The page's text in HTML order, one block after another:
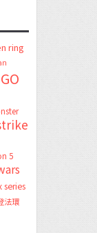
ring
5
series
法環